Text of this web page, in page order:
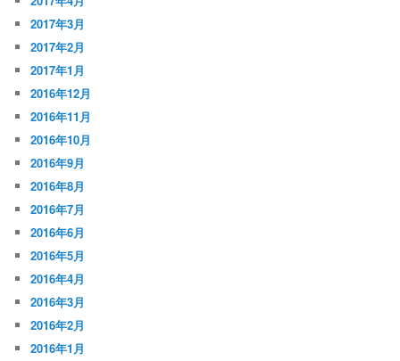
2017年3月
2017年2月
2017年1月
2016年12月
2016年11月
2016年10月
2016年9月
2016年8月
2016年7月
2016年6月
2016年5月
2016年4月
2016年3月
2016年2月
2016年1月